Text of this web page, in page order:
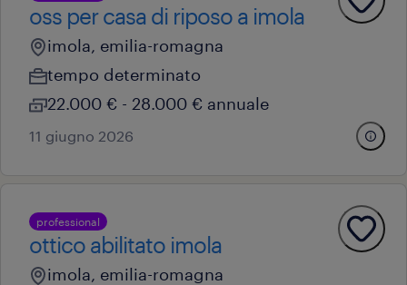
oss per casa di riposo a imola
imola, emilia-romagna
tempo determinato
22.000 € - 28.000 € annuale
11 giugno 2026
professional
ottico abilitato imola
imola, emilia-romagna